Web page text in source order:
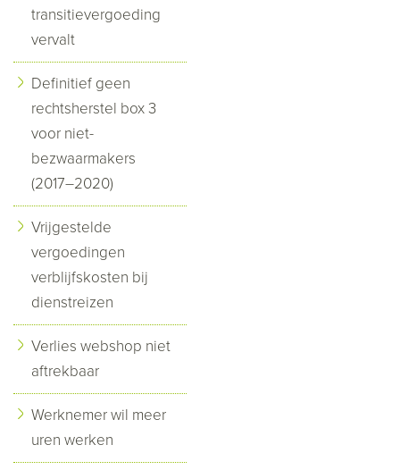
transitievergoeding
vervalt
Definitief geen
rechtsherstel box 3
voor niet-
bezwaarmakers
(2017–2020)
Vrijgestelde
vergoedingen
verblijfskosten bij
dienstreizen
Verlies webshop niet
aftrekbaar
Werknemer wil meer
uren werken